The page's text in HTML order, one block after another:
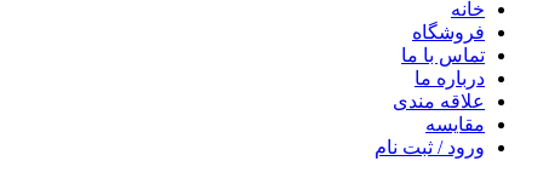
خانه
فروشگاه
تماس با ما
درباره ما
علاقه مندی
مقایسه
ورود / ثبت نام